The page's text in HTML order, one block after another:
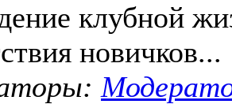
клубной
новичков...